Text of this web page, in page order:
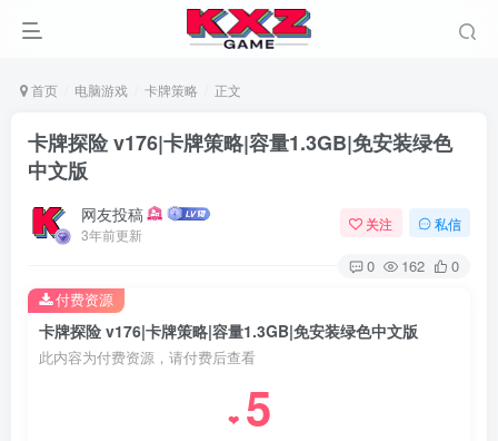
首页 电脑游戏 卡牌策略 正文
卡牌探险 v176|卡牌策略|容量1.3GB|免安装绿色
中文版
网友投稿
3年前更新
关注 私信
0 162 0
卡牌探险 v176|卡牌策略|容量1.3GB|免安装绿色中文版
此内容为付费资源，请付费后查看
❤ 5
付费资源